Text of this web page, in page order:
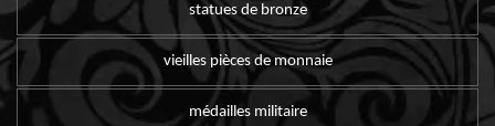
statues de bronze
vieilles pièces de monnaie
médailles militaire